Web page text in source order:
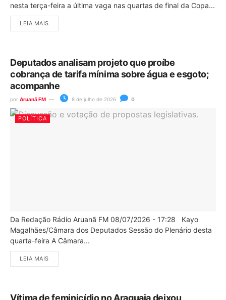
nesta terça-feira a última vaga nas quartas de final da Copa...
LEIA MAIS
Deputados analisam projeto que proíbe
cobrança de tarifa mínima sobre água e esgoto;
acompanhe
por Aruanã FM 8 de julho de 2026 0
POLÍTICA
Da Redação Rádio Aruanã FM 08/07/2026 - 17:28 Kayo
Magalhães/Câmara dos Deputados Sessão do Plenário desta
quarta-feira A Câmara...
LEIA MAIS
Vítima de feminicídio no Araguaia deixou